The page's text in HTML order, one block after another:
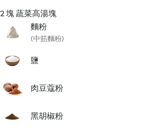
2 塊 蔬菜高湯塊
麵粉
(中筋麵粉)
鹽
肉豆蔻粉
黑胡椒粉